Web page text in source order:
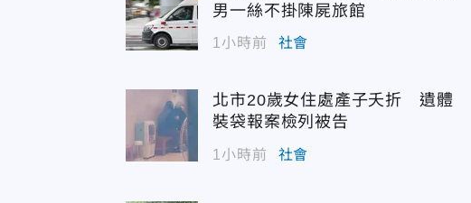
男一絲不掛陳屍旅館
1小時前 社會
北市20歲女住處產子夭折 遺體
裝袋報案檢列被告
1小時前 社會